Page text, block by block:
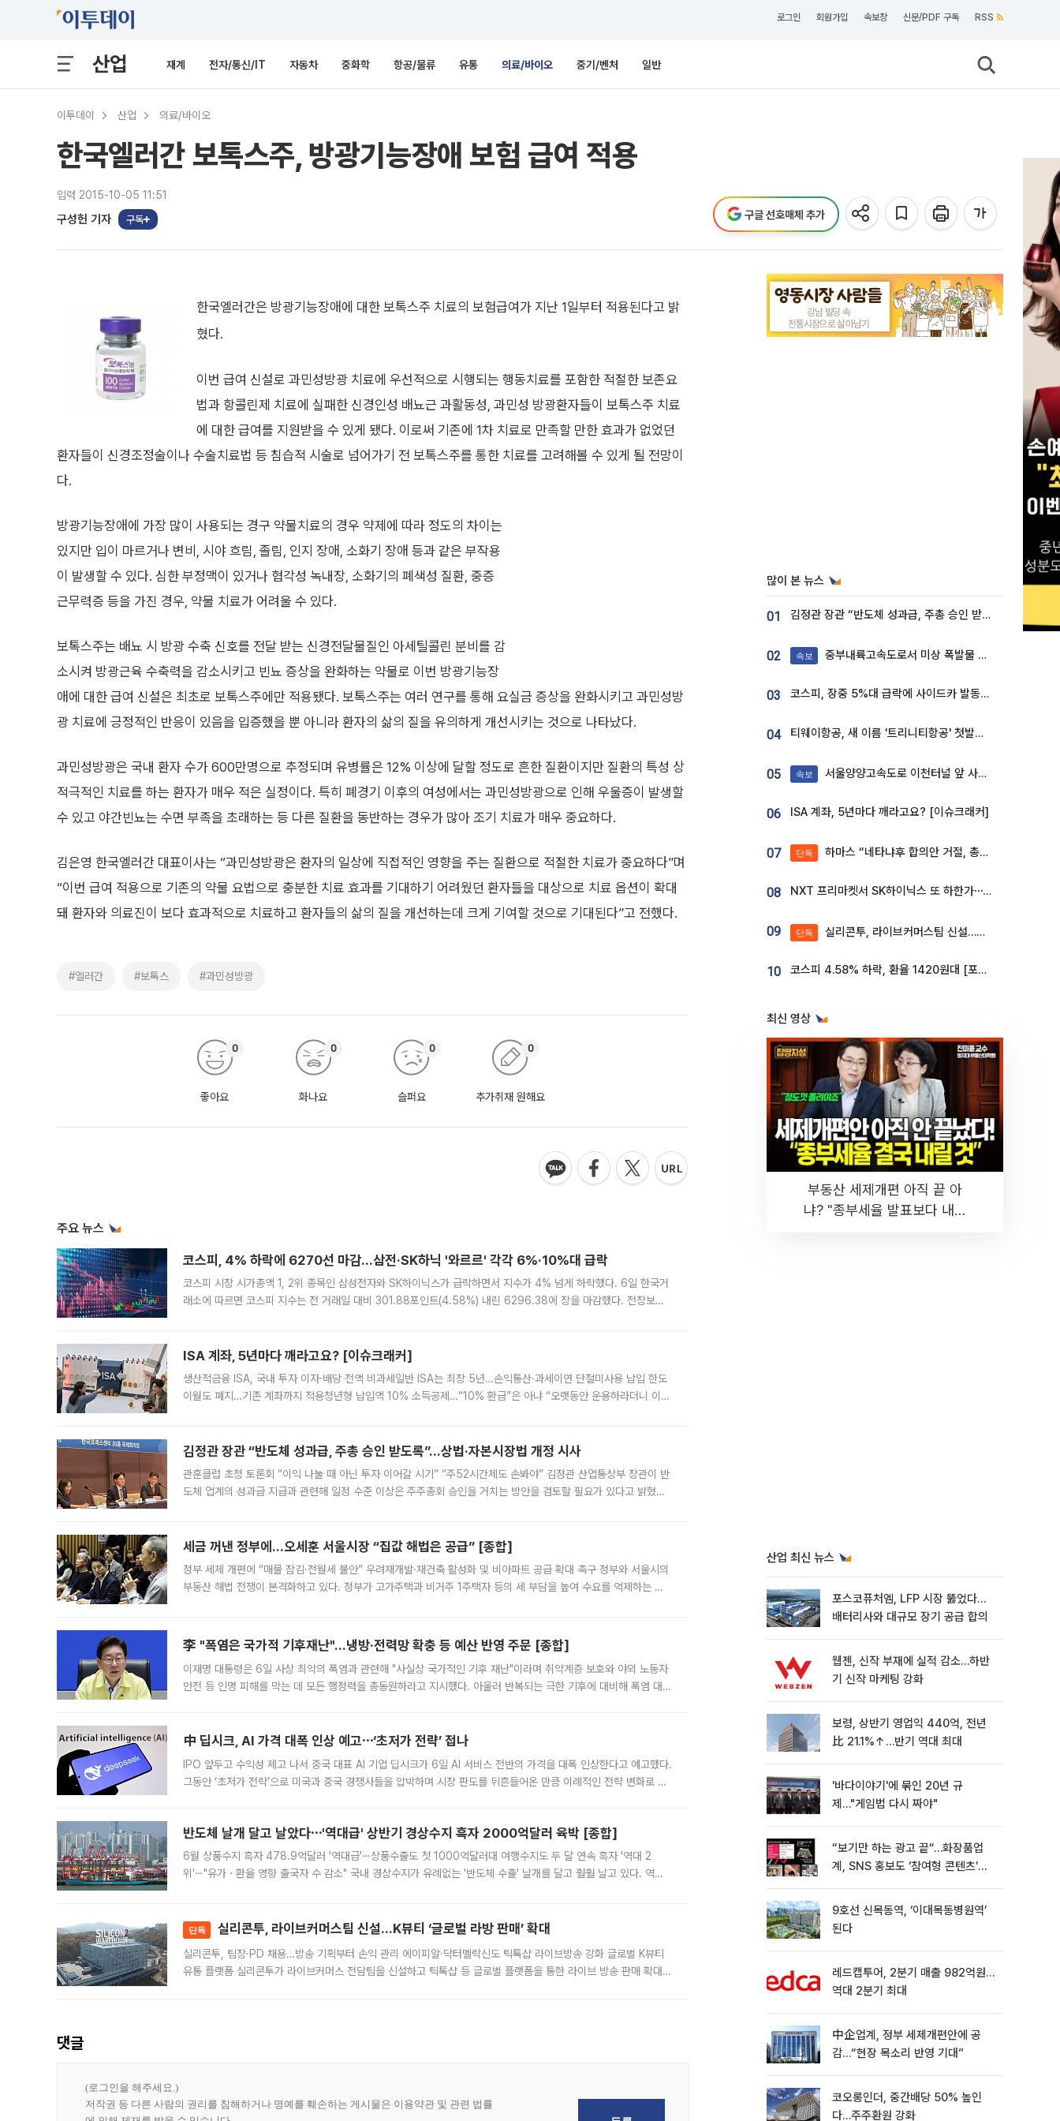
로그인 회원가입 속보창 신문/PDF 구독 RSS
산업 재계 전자/통신/IT 자동차 중화학 항공/물류 유통 의료/바이오 중기/벤처 일반
이투데이 산업 의료/바이오
한국엘러간 보톡스주, 방광기능장애 보험 급여 적용
입력 2015-10-05 11:51
구성헌 기자 구독 구글 선호매체 추가
한국엘러간은 방광기능장애에 대한 보톡스주 치료의 보험급여가 지난 1일부터 적용된다고 밝
혔다.
이번 급여 신설로 과민성방광 치료에 우선적으로 시행되는 행동치료를 포함한 적절한 보존요
법과 항콜린제 치료에 실패한 신경인성 배뇨근 과활동성, 과민성 방광환자들이 보톡스주 치료
에 대한 급여를 지원받을 수 있게 됐다. 이로써 기존에 1차 치료로 만족할 만한 효과가 없었던
환자들이 신경조정술이나 수술치료법 등 침습적 시술로 넘어가기 전 보톡스주를 통한 치료를 고려해볼 수 있게 될 전망이
다.
방광기능장애에 가장 많이 사용되는 경구 약물치료의 경우 약제에 따라 정도의 차이는
있지만 입이 마르거나 변비, 시야 흐림, 졸림, 인지 장애, 소화기 장애 등과 같은 부작용
이 발생할 수 있다. 심한 부정맥이 있거나 협각성 녹내장, 소화기의 폐색성 질환, 중증
근무력증 등을 가진 경우, 약물 치료가 어려울 수 있다.
보톡스주는 배뇨 시 방광 수축 신호를 전달 받는 신경전달물질인 아세틸콜린 분비를 감
소시켜 방광근육 수축력을 감소시키고 빈뇨 증상을 완화하는 약물로 이번 방광기능장
애에 대한 급여 신설은 최초로 보톡스주에만 적용됐다. 보톡스주는 여러 연구를 통해 요실금 증상을 완화시키고 과민성방
광 치료에 긍정적인 반응이 있음을 입증했을 뿐 아니라 환자의 삶의 질을 유의하게 개선시키는 것으로 나타났다.
과민성방광은 국내 환자 수가 600만명으로 추정되며 유병률은 12% 이상에 달할 정도로 흔한 질환이지만 질환의 특성 상
적극적인 치료를 하는 환자가 매우 적은 실정이다. 특히 폐경기 이후의 여성에서는 과민성방광으로 인해 우울증이 발생할
수 있고 야간빈뇨는 수면 부족을 초래하는 등 다른 질환을 동반하는 경우가 많아 조기 치료가 매우 중요하다.
김은영 한국엘러간 대표이사는 “과민성방광은 환자의 일상에 직접적인 영향을 주는 질환으로 적절한 치료가 중요하다”며
“이번 급여 적용으로 기존의 약물 요법으로 충분한 치료 효과를 기대하기 어려웠던 환자들을 대상으로 치료 옵션이 확대
돼 환자와 의료진이 보다 효과적으로 치료하고 환자들의 삶의 질을 개선하는데 크게 기여할 것으로 기대된다”고 전했다.
#엘러간 #보톡스 #과민성방광
좋아요
0
화나요
0
슬퍼요
0
추가취재 원해요
0
주요 뉴스
코스피, 4% 하락에 6270선 마감…삼전·SK하닉 '와르르' 각각 6%·10%대 급락
코스피 시장 시가총액 1, 2위 종목인 삼성전자와 SK하이닉스가 급락하면서 지수가 4% 넘게 하락했다. 6일 한국거
래소에 따르면 코스피 지수는 전 거래일 대비 301.88포인트(4.58%) 내린 6296.38에 장을 마감했다. 전장보다
ISA 계좌, 5년마다 깨라고요? [이슈크래커]
생산적금융 ISA, 국내 투자 이자·배당 전액 비과세일반 ISA는 최장 5년…손익통산·과세이연 단절미사용 납입 한도
이월도 폐지…기존 계좌까지 적용청년형 납입액 10% 소득공제…“10% 환급”은 아냐 “오랫동안 운용하라더니 이제
김정관 장관 “반도체 성과급, 주총 승인 받도록”…상법·자본시장법 개정 시사
관훈클럽 초청 토론회 “이익 나눌 때 아닌 투자 이어갈 시기” “주52시간제도 손봐야” 김정관 산업통상부 장관이 반
도체 업계의 성과급 지급과 관련해 일정 수준 이상은 주주총회 승인을 거치는 방안을 검토할 필요가 있다고 밝혔다.
세금 꺼낸 정부에…오세훈 서울시장 “집값 해법은 공급” [종합]
정부 세제 개편에 “매물 잠김·전월세 불안” 우려재개발·재건축 활성화 및 비아파트 공급 확대 촉구 정부와 서울시의
부동산 해법 전쟁이 본격화하고 있다. 정부가 고가주택과 비거주 1주택자 등의 세 부담을 높여 수요를 억제하는 카
李 "폭염은 국가적 기후재난"…냉방·전력망 확충 등 예산 반영 주문 [종합]
이재명 대통령은 6일 사상 최악의 폭염과 관련해 "사실상 국가적인 기후 재난"이라며 취약계층 보호와 야외 노동자
안전 등 인명 피해를 막는 데 모든 행정력을 총동원하라고 지시했다. 아울러 반복되는 극한 기후에 대비해 폭염 대응
中 딥시크, AI 가격 대폭 인상 예고⋯‘초저가 전략’ 접나
IPO 앞두고 수익성 제고 나서 중국 대표 AI 기업 딥시크가 6일 AI 서비스 전반의 가격을 대폭 인상한다고 예고했다.
그동안 ‘초저가 전략’으로 미국과 중국 경쟁사들을 압박하며 시장 판도를 뒤흔들어온 만큼 이례적인 전략 변화로 평
반도체 날개 달고 날았다⋯'역대급' 상반기 경상수지 흑자 2000억달러 육박 [종합]
6월 상품수지 흑자 478.9억달러 '역대급'⋯상품수출도 첫 1000억달러대 여행수지도 두 달 연속 흑자 '역대 2
위'⋯"유가ㆍ환율 영향 출국자 수 감소" 국내 경상수지가 유례없는 '반도체 수출' 날개를 달고 훨훨 날고 있다. 역대
단독 실리콘투, 라이브커머스팀 신설…K뷰티 ‘글로벌 라방 판매’ 확대
실리콘투, 팀장·PD 채용…방송 기획부터 손익 관리 에이피알·닥터멜락신도 틱톡샵 라이브방송 강화 글로벌 K뷰티
유통 플랫폼 실리콘투가 라이브커머스 전담팀을 신설하고 틱톡샵 등 글로벌 플랫폼을 통한 라이브 방송 판매 확대에
댓글
많이 본 뉴스
01 김정관 장관 “반도체 성과급, 주총 승인 받도록”…상법·자본시장법 개정 시사
02 속보 중부내륙고속도로서 미상 폭발물 발견
03 코스피, 장중 5%대 급락에 사이드카 발동…삼성·SK 동반 폭락
04 티웨이항공, 새 이름 '트리니티항공' 첫발…SSC 전략 본격화
05 속보 서울양양고속도로 이천터널 앞 사고 발생
06 ISA 계좌, 5년마다 깨라고요? [이슈크래커]
07 단독 하마스 “네타냐후 합의안 거절, 총선 앞두고 시간 끌기”
08 NXT 프리마켓서 SK하이닉스 또 하한가⋯‘11주 거래’에 시초가 왜곡
09 단독 실리콘투, 라이브커머스팀 신설…K뷰티 ‘글로벌 판매망’ 확대[K뷰티 라방戰]
10 코스피 4.58% 하락, 환율 1420원대 [포토]
최신 영상
부동산 세제개편 아직 끝 아
냐? "종부세율 발표보다 내릴
산업 최신 뉴스
포스코퓨처엠, LFP 시장 뚫었다…
배터리사와 대규모 장기 공급 합의
웹젠, 신작 부재에 실적 감소…하반
기 신작 마케팅 강화
보령, 상반기 영업익 440억, 전년
比 21.1%↑…반기 역대 최대
'바다이야기'에 묶인 20년 규
제…"게임법 다시 짜야"
“보기만 하는 광고 끝“…화장품업
계, SNS 홍보도 ‘참여형 콘텐츠’로
9호선 신목동역, ‘이대목동병원역’
된다
레드캡투어, 2분기 매출 982억원…
역대 2분기 최대
中企업계, 정부 세제개편안에 공
감…“현장 목소리 반영 기대”
코오롱인더, 중간배당 50% 높인
다…주주환원 강화